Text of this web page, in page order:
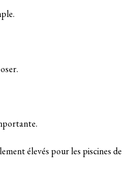
élevés pour les piscines de